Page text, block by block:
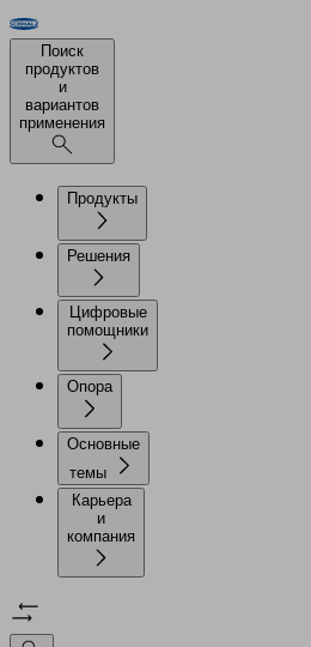
Поиск
продуктов
и
вариантов
применения
Продукты
Решения
Цифровые
помощники
Опора
Основные
темы
Карьера
и
компания